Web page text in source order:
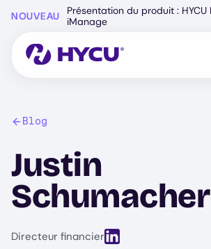
content
NOUVEAU
Présentation du produit : HYCU
iManage
Blog
Justin
Schumacher
Directeur financierView LinkedIn